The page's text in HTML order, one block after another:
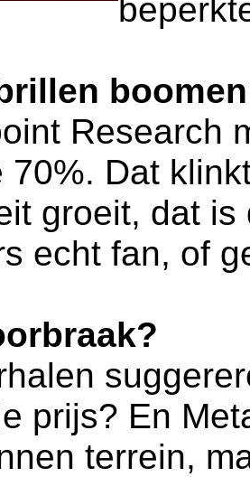
Research
70%. Dat
groeit, dat
echt fan, of
prijs? En
terrein,